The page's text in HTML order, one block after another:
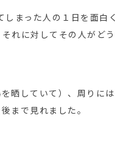
まった人の１日を面白
れに対してその人がど
晒していて）、周りに
まで見れました。